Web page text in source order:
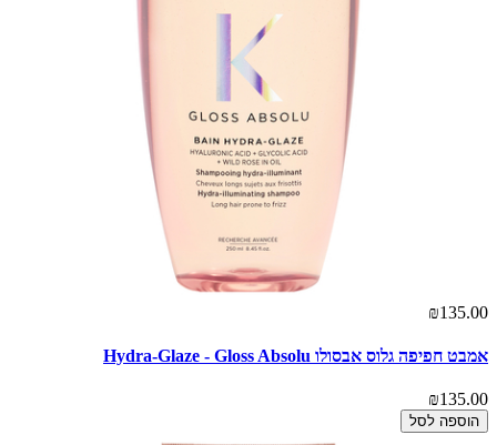
₪135.00
אמבט חפיפה גלוס אבסולו Hydra-Glaze - Gloss Absolu
₪135.00
הוספה לסל